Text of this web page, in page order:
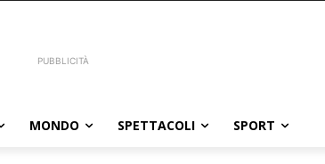
PUBBLICITÀ
MONDO SPETTACOLI SPORT